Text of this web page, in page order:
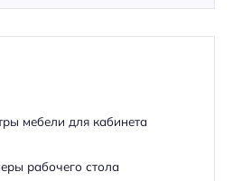
мебели для кабинета
рабочего стола